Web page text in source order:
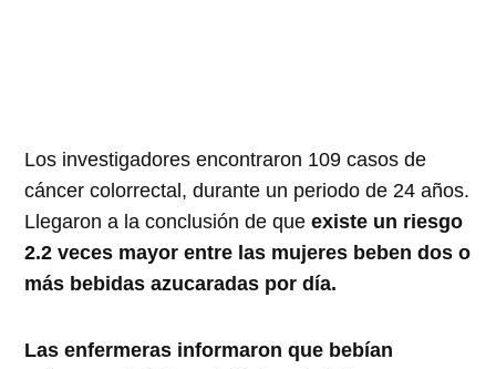
Los investigadores encontraron 109 casos de
cáncer colorrectal, durante un periodo de 24 años.
Llegaron a la conclusión de queexiste un riesgo
2.2 veces mayor entre las mujeres beben dos o
más bebidas azucaradas por día.
Las enfermeras informaron que bebían